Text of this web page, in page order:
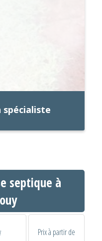
spécialiste
septique à
Prix à partir de